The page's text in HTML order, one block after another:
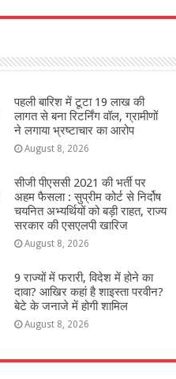
e
ra
m
ar
पहली बारिश में टूटा 19 लाख की
लागत से बना रिटर्निंग वॉल, ग्रामीणों
ने लगाया भ्रष्टाचार का आरोप
August 8, 2026
सीजी पीएससी 2021 की भर्ती पर
अहम फैसला : सुप्रीम कोर्ट से निर्दोष
चयनित अभ्यर्थियों को बड़ी राहत, राज्य
सरकार की एसएलपी खारिज
August 8, 2026
9 राज्‍यों में फरारी, व‍िदेश में होने का
दावा? आख‍िर कहां है शाइस्‍ता परवीन?
बेटे के जनाजे में होगी शामिल
August 8, 2026